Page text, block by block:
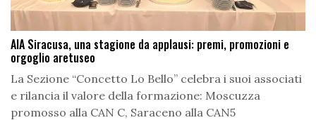
AIA Siracusa, una stagione da applausi: premi, promozioni e
orgoglio aretuseo
La Sezione “Concetto Lo Bello” celebra i suoi associati
e rilancia il valore della formazione: Moscuzza
promosso alla CAN C, Saraceno alla CAN5